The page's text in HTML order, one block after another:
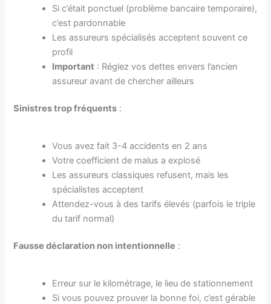
Si c’était ponctuel (problème bancaire temporaire),
c’est pardonnable
Les assureurs spécialisés acceptent souvent ce
profil
Important : Réglez vos dettes envers l’ancien
assureur avant de chercher ailleurs
Sinistres trop fréquents :
Vous avez fait 3-4 accidents en 2 ans
Votre coefficient de malus a explosé
Les assureurs classiques refusent, mais les
spécialistes acceptent
Attendez-vous à des tarifs élevés (parfois le triple
du tarif normal)
Fausse déclaration non intentionnelle :
Erreur sur le kilométrage, le lieu de stationnement
Si vous pouvez prouver la bonne foi, c’est gérable